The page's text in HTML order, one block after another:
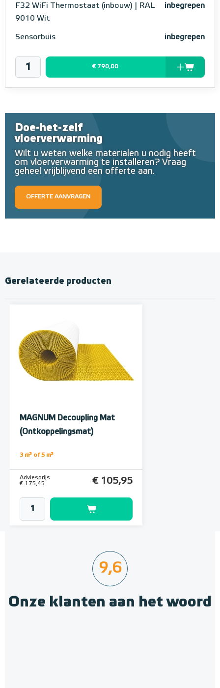
F32 WiFi Thermostaat (inbouw) | RAL
9010 Wit
inbegrepen
Sensorbuis inbegrepen
€ 790,00
Doe-het-zelf
vloerverwarming
Wilt u weten welke materialen u nodig heeft
om vloerverwarming te installeren? Vraag
geheel vrijblijvend een offerte aan.
OFFERTE AANVRAGEN
Gerelateerde producten
MAGNUM Decoupling Mat
(Ontkoppelingsmat)
3 m² of 5 m²
Adviesprijs
€ 175,45
€ 105,95
9,6
Onze klanten aan het woord